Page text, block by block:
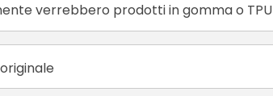
verrebbero prodotti in gomma o TPU